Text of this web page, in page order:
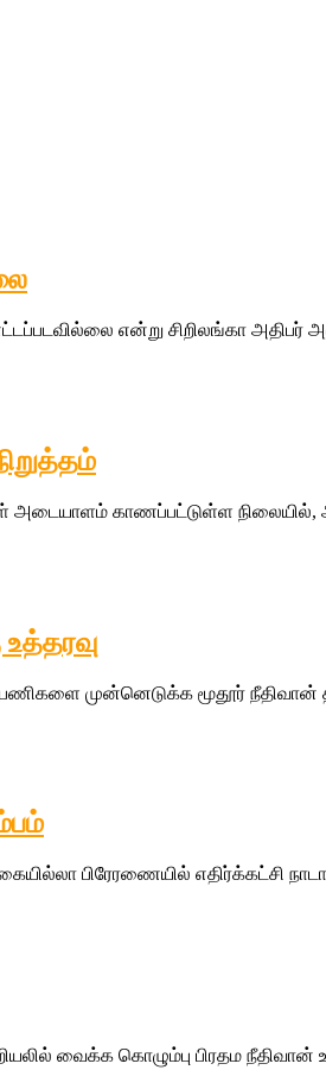
என்று சிறிலங்கா அதிபர்
அடையாளம் காணப்பட்டுள்ள
முன்னெடுக்க மூதூர்
பிரேரணையில் எதிர்க்கட்சி
வைக்க கொழும்பு பிரதம நீதிவான்